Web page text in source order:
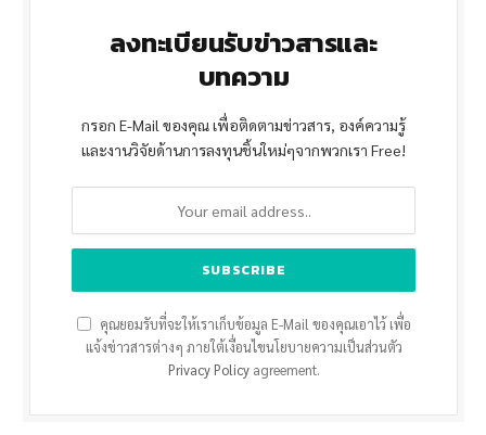
ลงทะเบียนรับข่าวสารและ
บทความ
กรอก E-Mail ของคุณ เพื่อติดตามข่าวสาร, องค์ความรู้
และงานวิจัยด้านการลงทุนชิ้นใหม่ๆจากพวกเรา Free!
คุณยอมรับที่จะให้เราเก็บข้อมูล E-Mail ของคุณเอาไว้ เพื่อ
แจ้งข่าวสารต่างๆ ภายใต้เงื่อนไขนโยบายความเป็นส่วนตัว
Privacy Policyagreement.